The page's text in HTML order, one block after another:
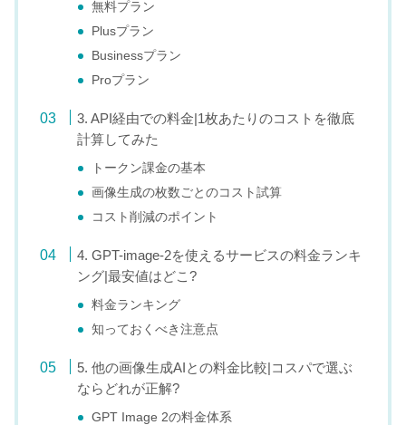
無料プラン
Plusプラン
Businessプラン
Proプラン
3. API経由での料金|1枚あたりのコストを徹底
計算してみた
トークン課金の基本
画像生成の枚数ごとのコスト試算
コスト削減のポイント
4. GPT-image-2を使えるサービスの料金ランキ
ング|最安値はどこ?
料金ランキング
知っておくべき注意点
5. 他の画像生成AIとの料金比較|コスパで選ぶ
ならどれが正解?
GPT Image 2の料金体系